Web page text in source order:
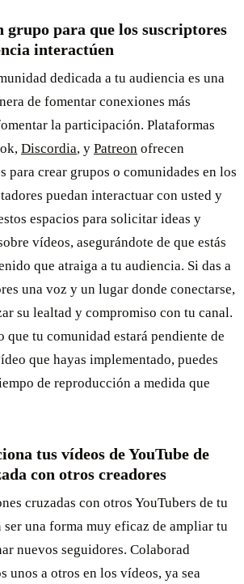
grupo para que los suscriptores
interactúen
dedicada a tu audiencia es una
de fomentar conexiones más
la participación. Plataformas
Discordia, y Patreon ofrecen
para crear grupos o comunidades en los
puedan interactuar con usted y
espacios para solicitar ideas y
vídeos, asegurándote de que estás
que atraiga a tu audiencia. Si das a
una voz y un lugar donde conectarse,
su lealtad y compromiso con tu canal.
que tu comunidad estará pendiente de
que hayas implementado, puedes
de reproducción a medida que
tus vídeos de YouTube de
con otros creadores
cruzadas con otros YouTubers de tu
ser una forma muy eficaz de ampliar tu
nuevos seguidores. Colaborad
unos a otros en los vídeos, ya sea